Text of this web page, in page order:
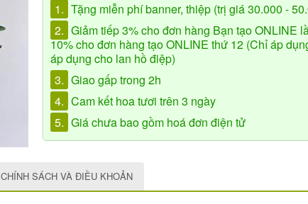
1. Tặng miễn phí banner, thiệp (trị giá 30.000 -
2. Giảm tiếp 3% cho đơn hàng Bạn tạo ONLINE
10% cho đơn hàng tạo ONLINE thứ 12 (Chỉ áp
áp dụng cho lan hồ điệp)
3. Giao gấp trong 2h
4. Cam kết hoa tươi trên 3 ngày
5. Giá chưa bao gồm hoá đơn điện tử
CHÍNH SÁCH VÀ ĐIỀU KHOẢN